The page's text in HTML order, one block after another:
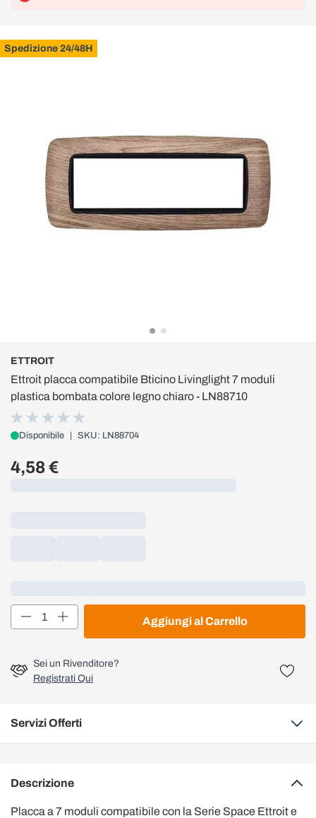
Spedizione 24/48H
ETTROIT
Ettroit placca compatibile Bticino Livinglight 7 moduli
plastica bombata colore legno chiaro - LN88710
Disponibile SKU: LN88704
4,58 €
Quantità
Aggiungi al Carrello
Sei un Rivenditore?
Registrati Qui
Servizi Offerti
Descrizione
Placca a 7 moduli compatibile con la Serie Space Ettroit e